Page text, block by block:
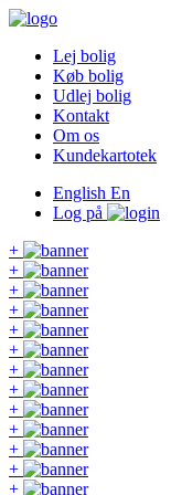
Lej bolig
Køb bolig
Udlej bolig
Kontakt
Om os
Kundekartotek
English En
Log på
+
+
+
+
+
+
+
+
+
+
+
+
+